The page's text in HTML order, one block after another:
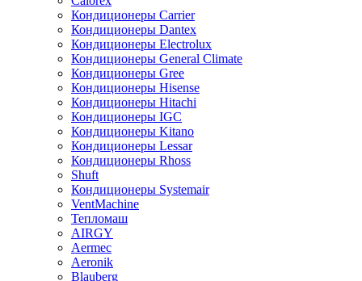
Кондиционеры Carrier
Кондиционеры Dantex
Кондиционеры Electrolux
Кондиционеры General Climate
Кондиционеры Gree
Кондиционеры Hisense
Кондиционеры Hitachi
Кондиционеры IGC
Кондиционеры Kitano
Кондиционеры Lessar
Кондиционеры Rhoss
Shuft
Кондиционеры Systemair
VentMachine
Тепломаш
AIRGY
Aermec
Aeronik
Blauberg